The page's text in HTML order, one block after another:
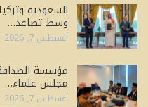
السعودية
وسط تصاعد…
أغسطس 7, 2026
مؤسسة
مجلس علماء…
أغسطس 7, 2026